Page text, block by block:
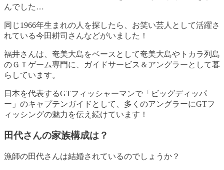
んでした…
同じ1966年生まれの人を探したら、お笑い芸人として活躍さ
れている今田耕司さんなどがいました！
福井さんは、奄美大島をベースとして奄美大島やトカラ列島
のＧＴゲーム専門に、ガイドサービス＆アングラーとして暮
らしています。
日本を代表するGTフィッシャーマンで「ビッグディッパ
ー」のキャプテンガイドとして、多くのアングラーにGTフ
ィッシングの魅力を伝え続けています！
田代さんの家族構成は？
漁師の田代さんは結婚されているのでしょうか？